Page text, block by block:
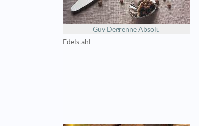
Guy Degrenne Absolu
Edelstahl